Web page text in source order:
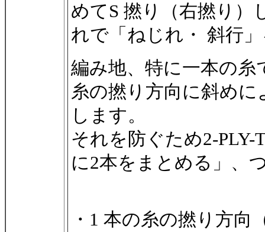
めてS 撚り（右撚り）
れで「ねじれ・ 斜行
編み地、特に一本の糸
糸の撚り方向に斜め
します。
それを防ぐため2-
に2本をまとめる」、
・1 本の糸の撚り方